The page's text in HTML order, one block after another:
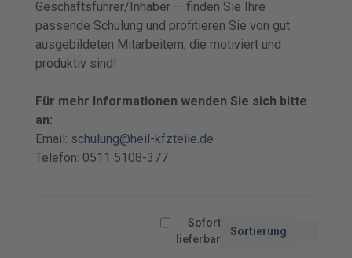
Geschäftsführer/Inhaber — finden Sie Ihre
passende Schulung und profitieren Sie von gut
ausgebildeten Mitarbeitern, die motiviert und
produktiv sind!
Für mehr Informationen wenden Sie sich bitte
an:
Email: schulung@heil-kfzteile.de
Telefon: 0511 5108-377
Sofort
lieferbar
Sortierung